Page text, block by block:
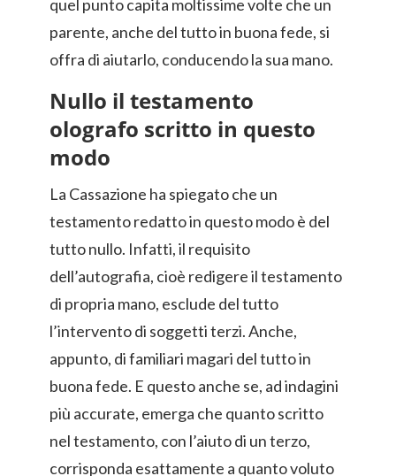
quel punto capita moltissime volte che un
parente, anche del tutto in buona fede, si
offra di aiutarlo, conducendo la sua mano.
Nullo il testamento
olografo scritto in questo
modo
La Cassazione ha spiegato che un
testamento redatto in questo modo è del
tutto nullo. Infatti, il requisito
dell’autografia, cioè redigere il testamento
di propria mano, esclude del tutto
l’intervento di soggetti terzi. Anche,
appunto, di familiari magari del tutto in
buona fede. E questo anche se, ad indagini
più accurate, emerga che quanto scritto
nel testamento, con l’aiuto di un terzo,
corrisponda esattamente a quanto voluto